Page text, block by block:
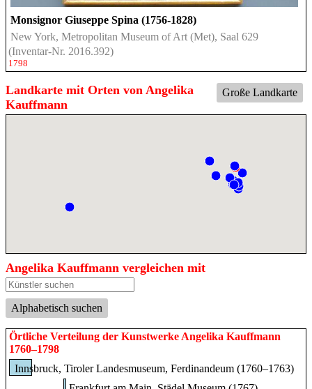
Monsignor Giuseppe Spina (1756-1828)
New York, Metropolitan Museum of Art (Met), Saal 629
(Inventar-Nr. 2016.392)
1798
Große Landkarte
Landkarte mit Orten von Angelika
Kauffmann
Angelika Kauffmann vergleichen mit
Alphabetisch suchen
Örtliche Verteilung der Kunstwerke Angelika Kauffmann
1760–1798
Innsbruck, Tiroler Landesmuseum, Ferdinandeum (1760–1763)